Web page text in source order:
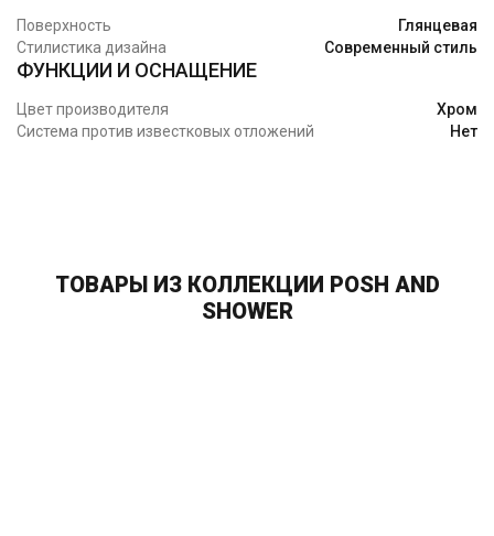
Поверхность
Глянцевая
Стилистика дизайна
Современный стиль
ФУНКЦИИ И ОСНАЩЕНИЕ
Цвет производителя
Хром
Система против известковых отложений
Нет
ТОВАРЫ ИЗ КОЛЛЕКЦИИ POSH AND
SHOWER